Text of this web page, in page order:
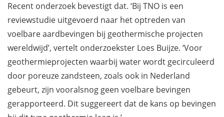
Recent onderzoek bevestigt dat. ‘Bij TNO is een
reviewstudie uitgevoerd naar het optreden van
voelbare aardbevingen bij geothermische projecten
wereldwijd’, vertelt onderzoekster Loes Buijze. ‘Voor
geothermieprojecten waarbij water wordt gecirculeerd
door poreuze zandsteen, zoals ook in Nederland
gebeurt, zijn vooralsnog geen voelbare bevingen
gerapporteerd. Dit suggereert dat de kans op bevingen